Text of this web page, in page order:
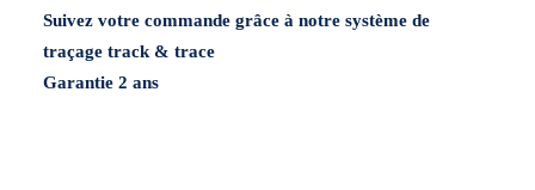
Suivez votre commande grâce à notre système de
traçage track & trace
Garantie 2 ans